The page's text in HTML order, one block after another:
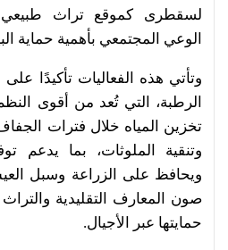
لسقطرى كموقع تراث طبيعي
الوعي المجتمعي بأهمية حماية
وتأتي هذه الفعاليات تأكيدًا على
الرطبة، التي تُعد من أقوى
تخزين المياه خلال فترات
وتنقية الملوثات، بما يدعم
ويحافظ على الزراعة وسبل
صون المعارف التقليدية
حمايتها عبر الأجيال.